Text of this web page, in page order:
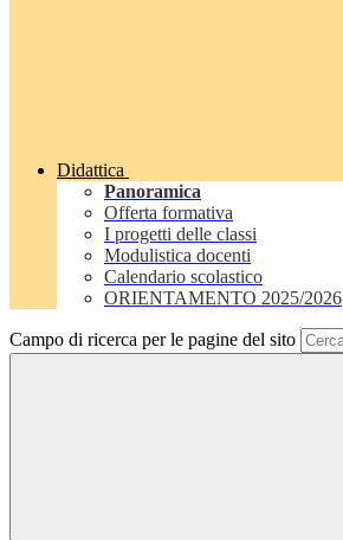
Didattica
Panoramica
Offerta formativa
I progetti delle classi
Modulistica docenti
Calendario scolastico
ORIENTAMENTO 2025/2026
Campo di ricerca per le pagine del sito